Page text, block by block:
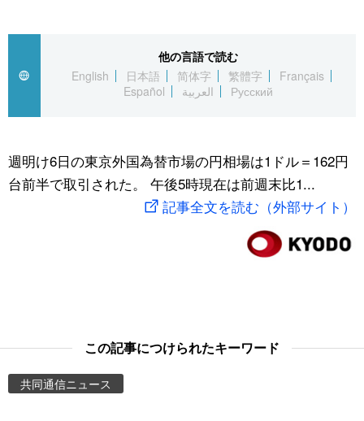
文化
動画/Live
Images
スポーツ・東京2020
他の言語で読む
English
日本語 简体字 繁體字
Français
Español
العربية Русский
週明け6日の東京外国為替市場の円相場は1ドル＝162円
台前半で取引された。 午後5時現在は前週末比1...
記事全文を読む（外部サイト）
この記事につけられたキーワード
共同通信ニュース